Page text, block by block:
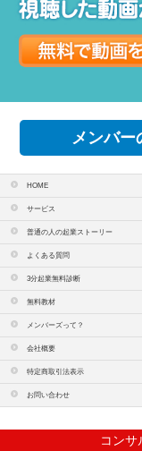
コンサ
メンバー
HOME
サービス
普通の人の起業ストーリー
よくある質問
3分起業無料診断
無料教材
メンバーズって？
会社概要
特定商取引法表示
お問い合わせ